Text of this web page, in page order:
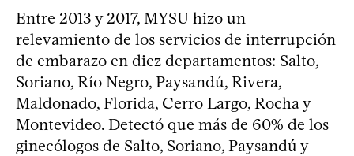
Entre 2013 y 2017, MYSU hizo un
relevamiento de los servicios de interrupción
de embarazo en diez departamentos: Salto,
Soriano, Río Negro, Paysandú, Rivera,
Maldonado, Florida, Cerro Largo, Rocha y
Montevideo. Detectó que más de 60% de los
ginecólogos de Salto, Soriano, Paysandú y